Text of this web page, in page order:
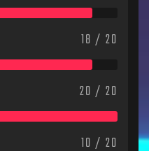
18 / 20
20 / 20
10 / 20